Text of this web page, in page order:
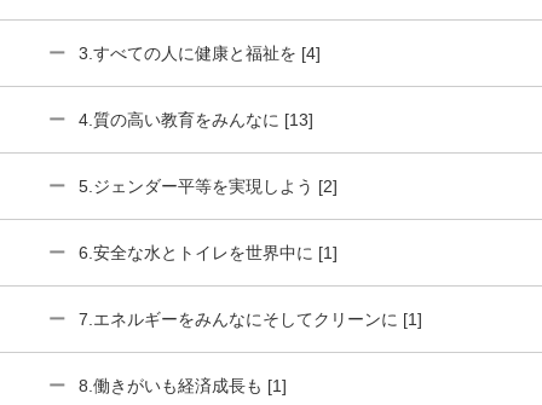
3.すべての人に健康と福祉を [4]
4.質の高い教育をみんなに [13]
5.ジェンダー平等を実現しよう [2]
6.安全な水とトイレを世界中に [1]
7.エネルギーをみんなにそしてクリーンに [1]
8.働きがいも経済成長も [1]